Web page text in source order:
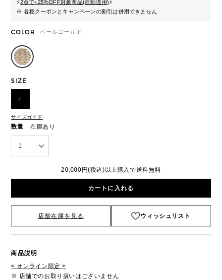
⚡2点で+25%OFF対象商品(自動適用)⚡
※ 各種クーポンとキャンペーンの割引は併用できません
COLOR ペールゴールド
SIZE
F
サイズガイド
数量 在庫あり
1
20,000円(税込)以上購入で送料無料
カートに入れる
店舗在庫を見る ウィッシュリスト
商品説明
< オンライン限定 >
※ 店舗でのお取り扱いはございません